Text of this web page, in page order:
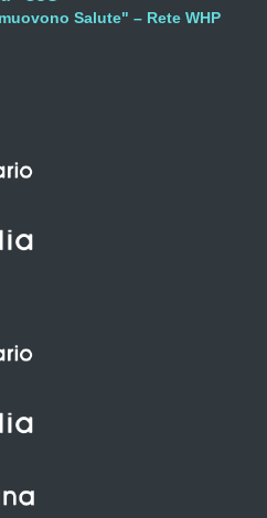
Salute" – Rete WHP